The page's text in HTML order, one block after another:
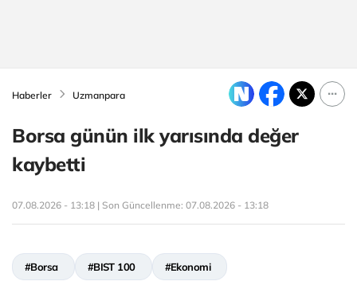
Haberler Uzmanpara
Borsa günün ilk yarısında değer
kaybetti
07.08.2026 - 13:18 | Son Güncellenme: 07.08.2026 - 13:18
#Borsa #BIST 100 #Ekonomi